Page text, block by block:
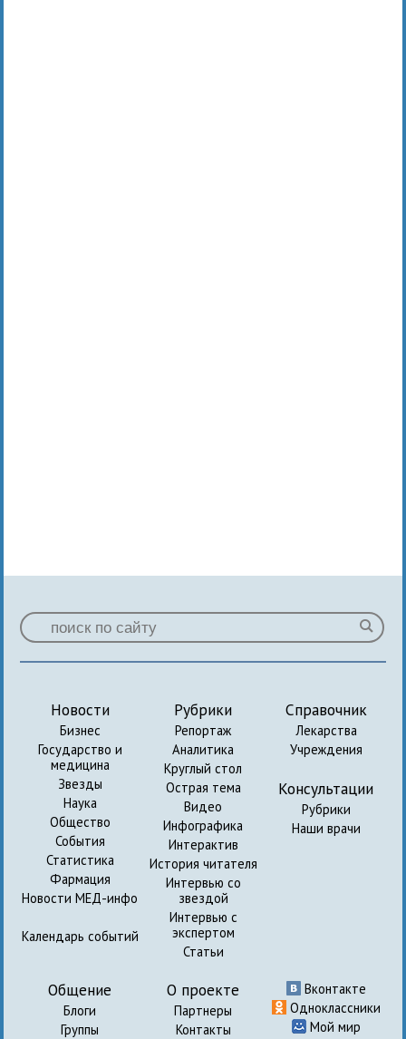
Новости
Бизнес
Государство и
медицина
Звезды
Наука
Общество
События
Статистика
Фармация
Новости МЕД-инфо
Календарь событий
Рубрики
Репортаж
Аналитика
Круглый стол
Острая тема
Видео
Инфографика
Интерактив
История читателя
Интервью со
звездой
Интервью с
экспертом
Статьи
Справочник
Лекарства
Учреждения
Консультации
Рубрики
Наши врачи
Общение
Блоги
Группы
О проекте
Партнеры
Контакты
Вконтакте
Одноклассники
Мой мир